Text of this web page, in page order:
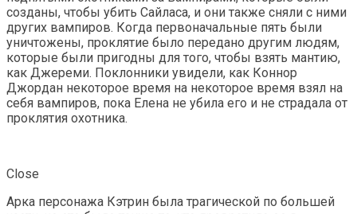
созданы, чтобы убить Сайласа, и они также сняли с ними
других вампиров. Когда первоначальные пять были
уничтожены, проклятие было передано другим людям,
которые были пригодны для того, чтобы взять мантию,
как Джереми. Поклонники увидели, как Коннор
Джордан некоторое время на некоторое время взял на
себя вампиров, пока Елена не убила его и не страдала от
проклятия охотника.
Close
Арка персонажа Кэтрин была трагической по большей